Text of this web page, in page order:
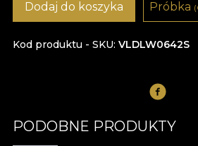
Kod produktu - SKU VLDLW0642S
Dodaj do koszyka Próbka
PODOBNE PRODUKTY